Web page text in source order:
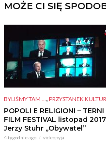
MOŻE CI SIĘ
BYLIŚMY TAM ... , PRZYSTANEK
POPOLI E RELIGIONI – TERNI
FILM FESTIVAL listopad 2017
Jerzy Stuhr ,,Obywatel”
4 tygodnie ago videopyja